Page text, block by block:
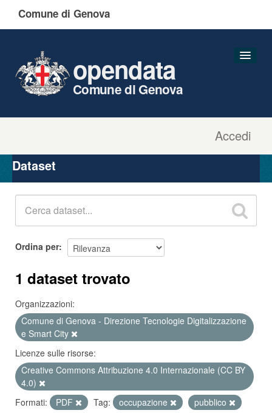
Comune di Genova
Accedi
opendata
Comune di Genova
Organizzazioni
Gruppi
Dataset
Ordina per
1 dataset trovato
Organizzazioni:
Comune di Genova - Direzione Tecnologie Digitalizzazione
e Smart City
Licenze sulle risorse:
Creative Commons Attribuzione 4.0 Internazionale (CC BY
4.0)
Formati:
PDF Tag: occupazione
pubblico